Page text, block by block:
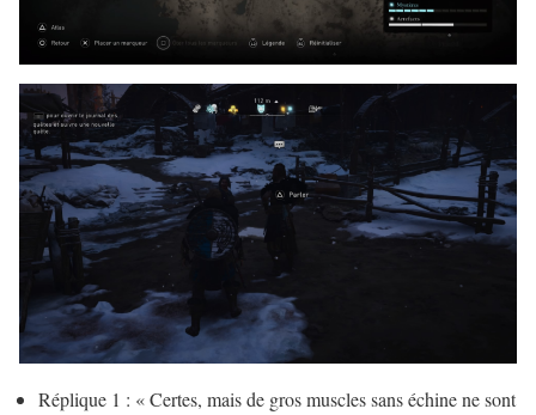
Réplique 1 : « Certes, mais de gros muscles sans échine ne sont